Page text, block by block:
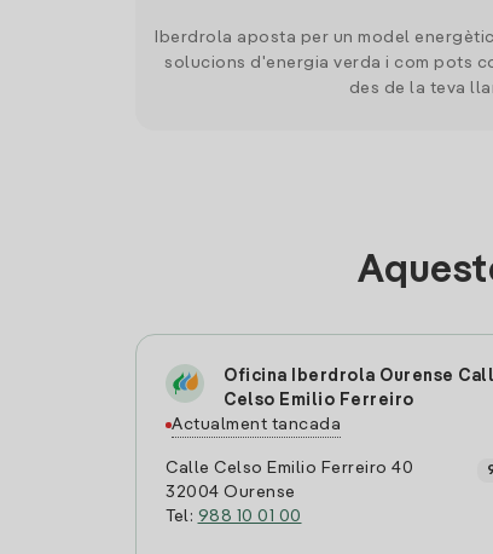
Iberdrola aposta per un model
solucions d'energia verda i com pots
des de la teva
Oficina Iberdrola Ourense
Celso Emilio Ferreiro
Actualment tancada
Calle Celso Emilio Ferreiro 40
32004 Ourense
Tel: 988 10 01 00